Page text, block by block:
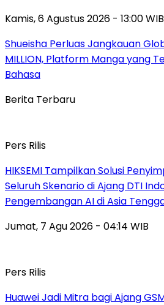
Kamis, 6 Agustus 2026 - 13:00 WIB
Shueisha Perluas Jangkauan
MILLION, Platform Manga yang
Bahasa
Berita Terbaru
Pers Rilis
HIKSEMI Tampilkan Solusi
Seluruh Skenario di Ajang DTI
Pengembangan AI di Asia
Jumat, 7 Agu 2026 - 04:14 WIB
Pers Rilis
Huawei Jadi Mitra bagi Ajang